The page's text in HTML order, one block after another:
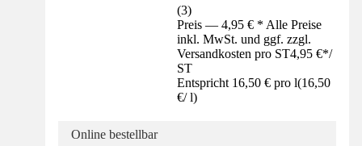
(3)
Preis — 4,95 € * Alle Preise
inkl. MwSt. und ggf. zzgl.
Versandkosten pro ST4,95 €*/
ST
Entspricht 16,50 € pro l(16,50
€/ l)
Online bestellbar